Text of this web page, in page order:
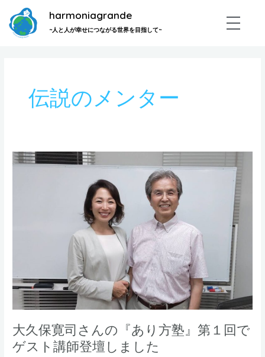
harmoniagrande
~人と人が幸せにつながる世界を目指して~
伝説のメンター
大久保寛司さんの『あり方塾』第１回で
ゲスト講師登壇しました
大
『あ
り
第
１